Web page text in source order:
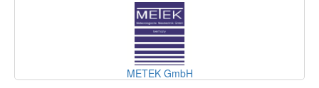
Fischer
Inline Industries